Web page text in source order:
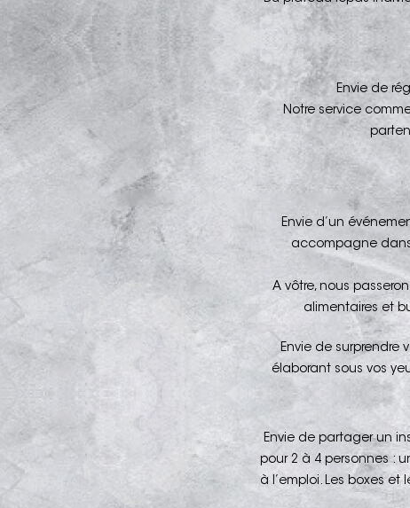
Envie de
Notre service
Envie d’un
accompagne dans
A vôtre, nous
alimentaires et
Envie de surprendre
élaborant sous vos
Envie de partager un
pour 2 à 4 personnes :
à l’emploi. Les boxes